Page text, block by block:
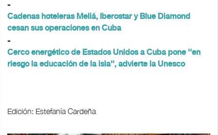
-
Cadenas hoteleras Meliá, Iberostar y Blue Diamond
cesan sus operaciones en Cuba
-
Cerco energético de Estados Unidos a Cuba pone ''en
riesgo la educación de la isla'', advierte la Unesco
Edición: Estefanía Cardeña